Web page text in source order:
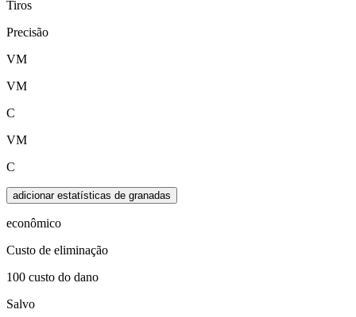
Tiros
Precisão
VM
VM
C
VM
C
adicionar estatísticas de granadas
econômico
Custo de eliminação
100 custo do dano
Salvo